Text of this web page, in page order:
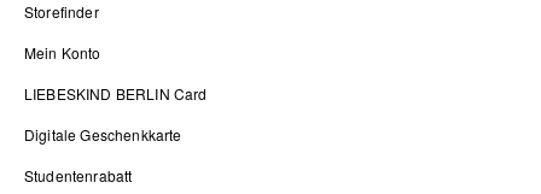
Storefinder
Mein Konto
LIEBESKIND BERLIN Card
Digitale Geschenkkarte
Studentenrabatt